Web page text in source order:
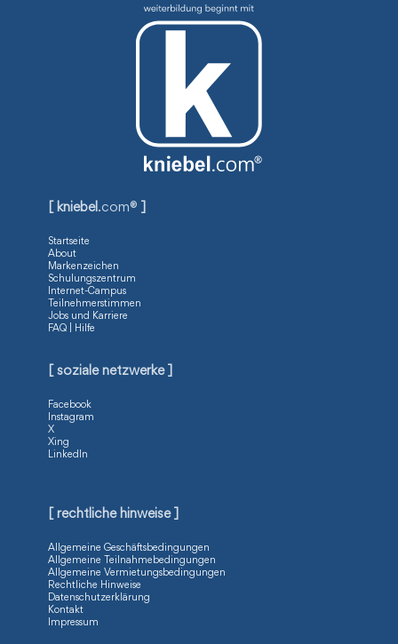
[ kniebel .com®
Startseite
About
Markenzeichen
Schulungszentrum
Internet-Campus
Teilnehmerstimmen
Jobs und Karriere
FAQ | Hilfe
[ soziale netzwerke ]
Facebook
Instagram
X
Xing
LinkedIn
[ rechtliche hinweise ]
Allgemeine Geschäftsbedingungen
Allgemeine Teilnahmebedingungen
Allgemeine Vermietungsbedingungen
Rechtliche Hinweise
Datenschutzerklärung
Kontakt
Impressum